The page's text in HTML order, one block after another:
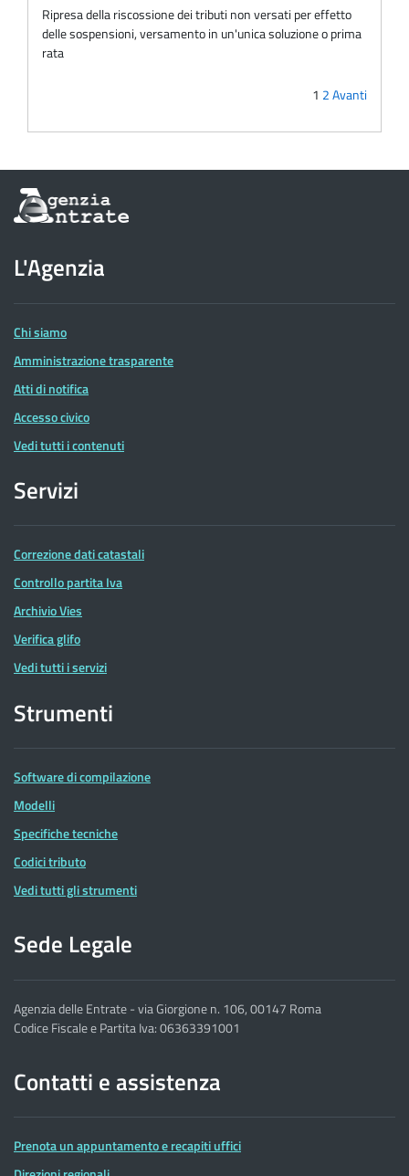
Ripresa della riscossione dei tributi non versati per effetto
delle sospensioni, versamento in un'unica soluzione o prima
rata
1 2Avanti
Informazioni
sul
dell'Agenzia
delle
Entrate
L'Agenzia
Chi siamo
Amministrazione trasparente
Atti di notifica
Accesso civico
Vedi tutti i contenuti
Servizi
Correzione dati catastali
Controllo partita Iva
Archivio Vies
Verifica glifo
Vedi tutti i servizi
Strumenti
Software di compilazione
Modelli
Specifiche tecniche
Codici tributo
Vedi tutti gli strumenti
Sede Legale
Agenzia delle Entrate - via Giorgione n. 106, 00147 Roma
Codice Fiscale e Partita Iva: 06363391001
Contatti e assistenza
Prenota un appuntamento e recapiti uffici